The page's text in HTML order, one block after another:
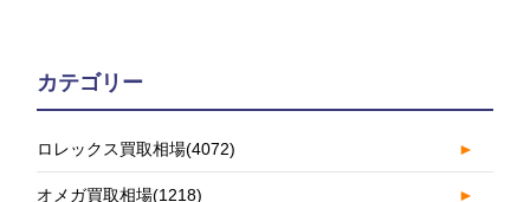
カテゴリー
ロレックス買取相場(4072) ►
オメガ買取相場(1218) ►